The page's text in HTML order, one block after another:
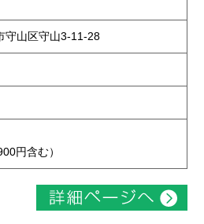
山区守山3-11-28
円含む）